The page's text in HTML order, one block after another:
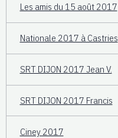
Les amis du 15 août 2017
Nationale 2017 à Castries
SRT DIJON 2017 Jean V.
SRT DIJON 2017 Francis
Ciney 2017